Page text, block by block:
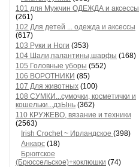
101 для Мужчин ОДЕЖДА и аксессы
(261)
102 Для детей ... одежда и аксессы
(617)
103 Руки и Ноги (353)
104 Шали,палантины,шарфы (168)
105 Головные уборы (552)
106 ВОРОТНИКИ (85)
107 Для животных (100)
108 СУМКИ...сумочки, косметички и
кошельки...дзЫнь (362)
110 КРУЖЕВО, вязание и техники
(2563)
Irish Crochet ~ Ирландское (398)
Анкарс (18)
Брюггское
(Брюссельское)+коклюшки (74)